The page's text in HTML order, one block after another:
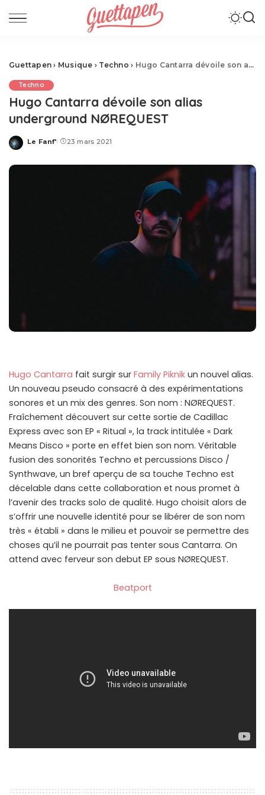
Guettapen › Musique › Techno › Hugo Cantarra dévoile son alias underground NØREQUEST
Techno
Hugo Cantarra dévoile son alias
underground NØREQUEST
Posted
Le Fanf' 23 mars 2021
Hugo Cantarra fait surgir sur Family Piknik un nouvel alias.
Un nouveau pseudo consacré à des expérimentations
sonores et un mix des genres. Son nom : NØREQUEST.
Fraîchement découvert sur cette sortie de Cadillac
Express avec son EP « Ritual », la track intitulée « Dark
Means Disco » porte en effet bien son nom. Véritable
fusion des sonorités Techno et percussions Disco /
Synthwave, un bref aperçu de sa touche Techno est
décelable dans cette collaboration et nous promet à
l’avenir des tracks solo de qualité. Hugo choisit alors de
s’offrir une nouvelle identité pour se libérer de son nom
très « établi » dans le milieu et pouvoir se permettre des
choses qu’il ne pourrait pas tenter sous Cantarra. On
attend avec ferveur son debut EP sous NØREQUEST.
Beatport